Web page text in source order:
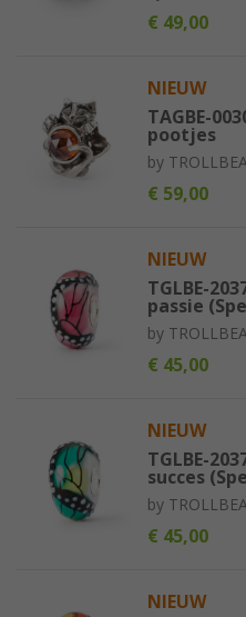
€ 49,00
NIEUW
TAGBE-
pootjes
by
€ 59,00
NIEUW
TGLBE-
passie
by
€ 45,00
NIEUW
TGLBE-
succes
by
€ 45,00
NIEUW